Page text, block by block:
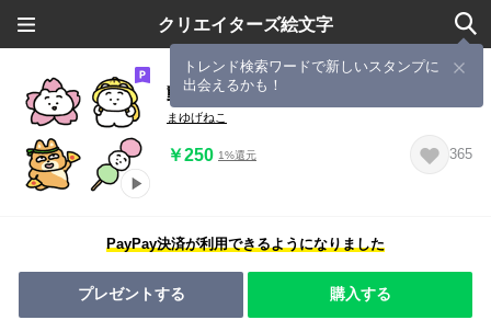
クリエイターズ絵文字
トレンド検索ワードで新しいスタンプに
出会えるかも！
動く！まゆげねこと柴犬じょーじの春
まゆげねこ
￥250 1%還元 365
PayPay決済が利用できるようになりました
プレゼントする 購入する